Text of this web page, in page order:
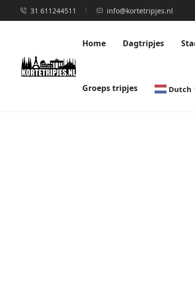
31 611244511 info@kortetripjes.nl
Home Dagtripjes
Groeps tripjes Dutch